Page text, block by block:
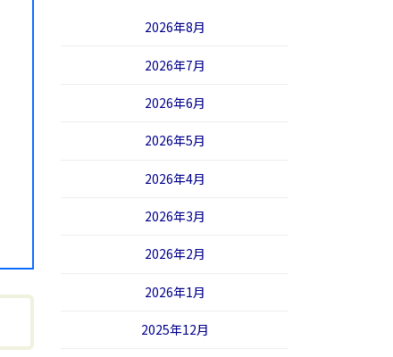
2026年8月
2026年7月
2026年6月
2026年5月
2026年4月
2026年3月
2026年2月
2026年1月
2025年12月